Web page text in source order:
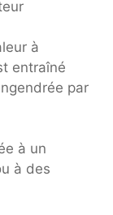
à
entraîné
par
à un
à des